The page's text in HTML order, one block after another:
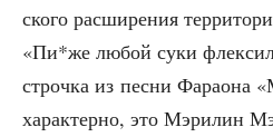
ско­го рас­ши­ре­ния
«Пи*же любой суки
строч­ка из пес­ни
харак­тер­но, это Мэри­лин